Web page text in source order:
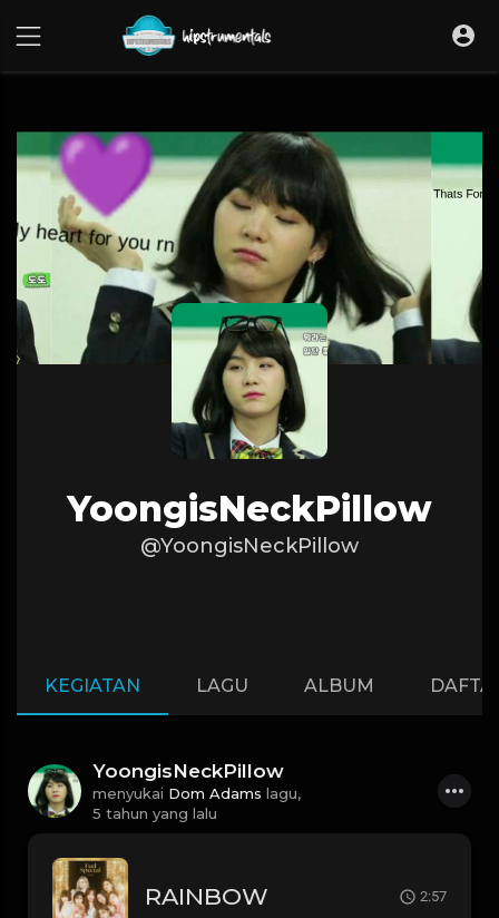
YoongisNeckPillow
@YoongisNeckPillow
KEGIATAN LAGU ALBUM
YoongisNeckPillow
menyukai Dom Adams lagu,
5 tahun yang lalu
RAINBOW 2:57